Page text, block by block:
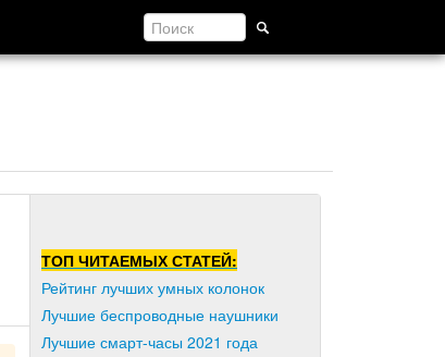
ТОП ЧИТАЕМЫХ СТАТЕЙ:
Рейтинг лучших умных колонок
Лучшие беспроводные наушники
Лучшие смарт-часы 2021 года